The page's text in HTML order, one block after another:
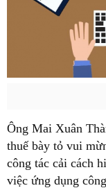
Ông Mai Xuân
thuế bày tỏ vui
công tác cải cách
việc ứng dụng